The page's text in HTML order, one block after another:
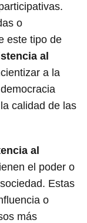
o
este tipo de
al
a la
calidad de las
al
el poder o
Estas
o
más